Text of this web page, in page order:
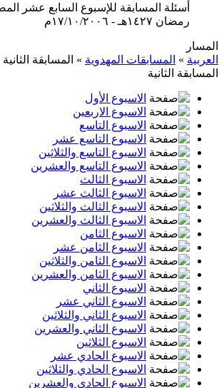
رمضان ١٤٢٧هـ - ١٧/١٠/٢٠٠٦م
المسار
العربية » المسابقات المهدوية » المسابقة الثانية
المسابقة الثانية
الاسبوع الأول
الاسبوع الاربعين
الاسبوع التاسع
الاسبوع التاسع عشر
الاسبوع التاسع والثلاثين
الاسبوع التاسع والعشرين
الاسبوع الثالث
الاسبوع الثالث عشر
الاسبوع الثالث والثلاثين
الاسبوع الثالث والعشرين
الاسبوع الثامن
الاسبوع الثامن عشر
الاسبوع الثامن والثلاثين
الاسبوع الثامن والعشرين
الاسبوع الثاني
الاسبوع الثاني عشر
الاسبوع الثاني والثلاثين
الاسبوع الثاني والعشرين
الاسبوع الثلاثين
الاسبوع الحادي عشر
الاسبوع الحادي والثلاثين
الاسبوع الحادي والعشرين